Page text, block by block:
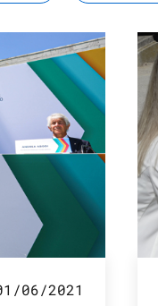
06/2021